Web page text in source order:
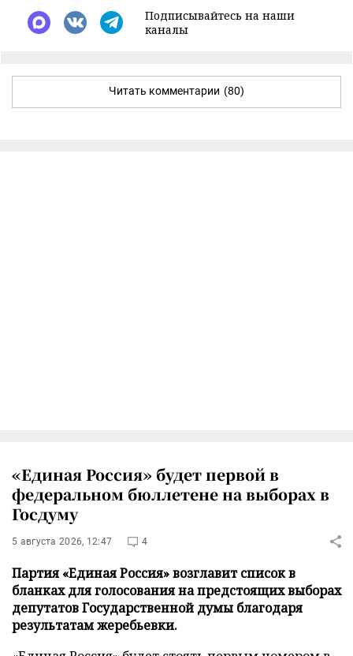
Подписывайтесь на наши
каналы
Читать комментарии (80)
«Единая Россия» будет первой в
федеральном бюллетене на выборах в
Госдуму
5 августа 2026, 12:47 4
Партия «Единая Россия» возглавит список в
бланках для голосования на предстоящих выборах
депутатов Государственной думы благодаря
результатам жеребьевки.